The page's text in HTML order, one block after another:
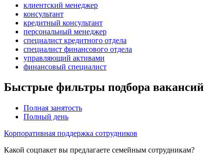
клиентский менеджер
консультант
кредитный консультант
персональный менеджер
специалист кредитного отдела
специалист финансового отдела
управляющий активами
финансовый специалист
Быстрые фильтры подбора вакансий
Полная занятость
Полный день
Корпоративная поддержка сотрудников
Какой соцпакет вы предлагаете семейным сотрудникам?